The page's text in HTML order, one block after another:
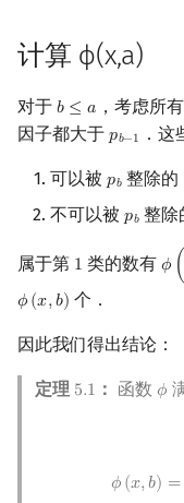
计算 ϕ(x,a)
对于 𝑏 ≤ 𝑎
b ≤a ，考虑所
因子都大于 𝑝𝑏−1
pb− ．
可以被 𝑝𝑏
pb整除的
不可以被 𝑝𝑏
pb整除
属于第 1
1 类的数有 𝜙 (
ϕ x
𝜙(𝑥,𝑏)
ϕ (x,b) 个．
因此我们得出结论：
定理 5.1
5.1 ： 函数 𝜙
ϕ
𝜙(𝑥,𝑏) =
6 )ϕ